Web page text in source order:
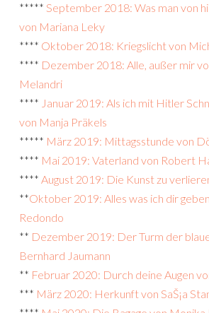
***** September 2018: Was man von
von Mariana Leky
**** Oktober 2018: Kriegslicht von
**** Dezember 2018: Alle, außer mir
Melandri
**** Januar 2019: Als ich mit Hitler
von Manja Präkels
***** März 2019: Mittagsstunde von
**** Mai 2019: Vaterland von Robert
**** August 2019: Die Kunst zu
**Oktober 2019: Alles was ich dir
Redondo
** Dezember 2019: Der Turm der
Bernhard Jaumann
** Februar 2020: Durch deine Augen
*** März 2020: Herkunft von SaŠ¡a